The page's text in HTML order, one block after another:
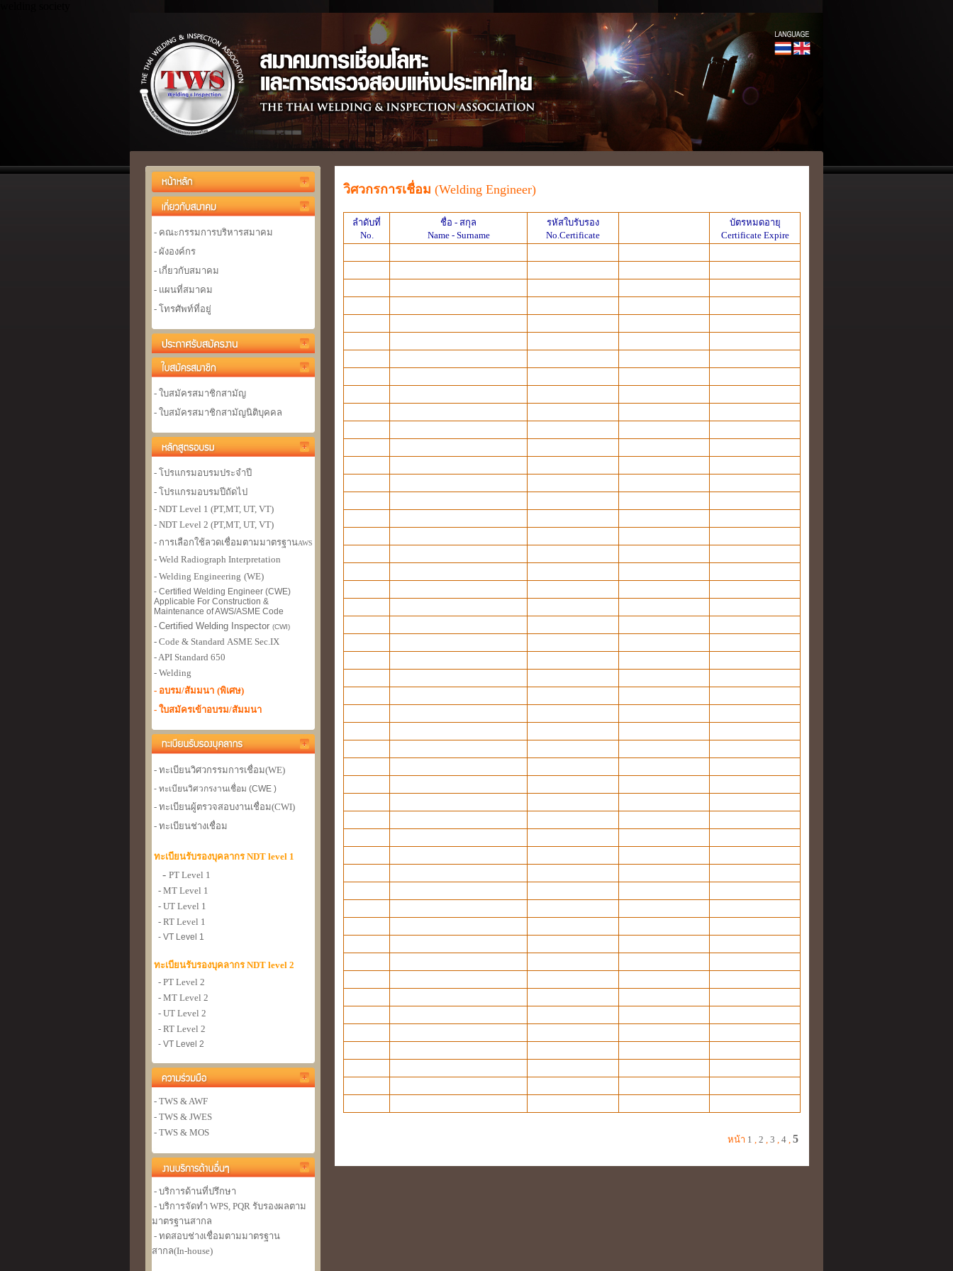
- คณะกรรมการบริหารสมาคม
- ผังองค์กร
- เกี่ยวกับสมาคม
- แผนที่สมาคม
- โทรศัพท์ที่อยู่
- ใบสมัครสมาชิกสามัญ
- ใบสมัครสมาชิกสามัญนิติบุคคล
- โปรแกรมอบรมประจำปี
- โปรแกรมอบรมปีถัดไป
- NDT Level 1 (PT,MT, UT, VT)
- NDT Level 2 (PT,MT, UT, VT)
- การเลือกใช้ลวดเชื่อมตามมาตรฐานAWS
- Weld Radiograph Interpretation
- Welding Engineering (WE)
- Certified Welding Engineer (CWE)
Applicable For Construction &
Maintenance of AWS/ASME Code
- Certified Welding Inspector (CWI)
- Code & Standard ASME Sec.IX
- API Standard 650
- Welding
- อบรม/สัมมนา (พิเศษ)
- ใบสมัครเข้าอบรม/สัมมนา
- ทะเบียนวิศวกรรมการเชื่อม(WE)
- ทะเบียนวิศวกรงานเชื่อม (CWE )
- ทะเบียนผู้ตรวจสอบงานเชื่อม(CWI)
- ทะเบียนช่างเชื่อม
ทะเบียนรับรองบุคลากร NDT level 1
- PT Level 1
- MT Level 1
- UT Level 1
- RT Level 1
- VT Level 1
ทะเบียนรับรองบุคลากร NDT level 2
- PT Level 2
- MT Level 2
- UT Level 2
- RT Level 2
- VT Level 2
- TWS & AWF
- TWS & JWES
- TWS & MOS
- บริการด้านที่ปรึกษา
- บริการจัดทำ WPS, PQR รับรองผลตาม
มาตรฐานสากล
- ทดสอบช่างเชื่อมตามมาตรฐาน
สากล(In-house)
วิศวกรการเชื่อม (Welding Engineer)
ลำดับที่
No.
ชื่อ - สกุล
Name - Surname
รหัสใบรับรอง
No.Certificate
บัตรหมดอายุ
Certificate Expire
หน้า 1 , 2 , 3 , 4 , 5